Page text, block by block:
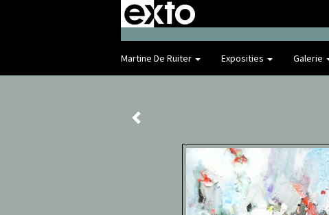
Martine De Ruiter Exposities Galerie